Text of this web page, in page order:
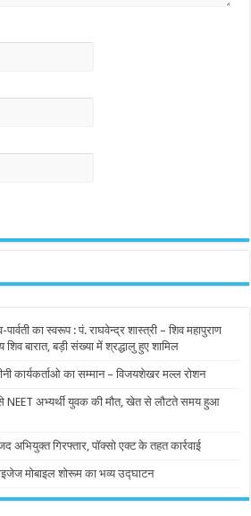
पार्वती का स्वरूप : पं. राघवेन्द्र शास्त्री – शिव महापुराण
बारात, बड़ी संख्या में श्रद्धालु हुए शामिल
कार्यकर्ताओ का सम्मान – विजयशेखर मल्ल रोशन
अभ्यर्थी युवक की मौत, खेत से लौटते समय हुआ
अभियुक्त गिरफ्तार, पॉक्सो एक्ट के तहत कार्रवाई
मोबाइल शोरूम का भव्य उद्घाटन